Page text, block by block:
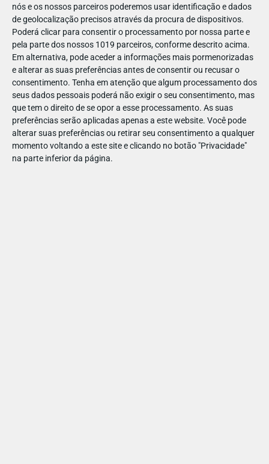
nós e os nossos parceiros poderemos usar identificação e dados
de geolocalização precisos através da procura de dispositivos.
Poderá clicar para consentir o processamento por nossa parte e
pela parte dos nossos 1019 parceiros, conforme descrito acima.
Em alternativa, pode aceder a informações mais pormenorizadas
e alterar as suas preferências antes de consentir ou recusar o
consentimento. Tenha em atenção que algum processamento dos
seus dados pessoais poderá não exigir o seu consentimento, mas
que tem o direito de se opor a esse processamento. As suas
preferências serão aplicadas apenas a este website. Você pode
alterar suas preferências ou retirar seu consentimento a qualquer
momento voltando a este site e clicando no botão "Privacidade"
na parte inferior da página.
VER EXPOSIÇÕES E MUSEUS
O mundo da comunicação e
dos transportes